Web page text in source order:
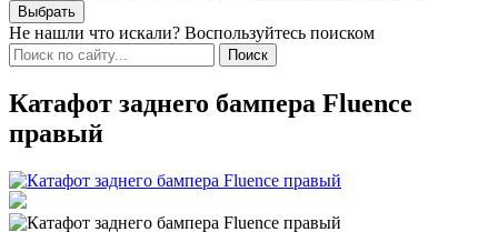
Не нашли что искали? Воспользуйтесь поиском
Катафот заднего бампера Fluence
правый